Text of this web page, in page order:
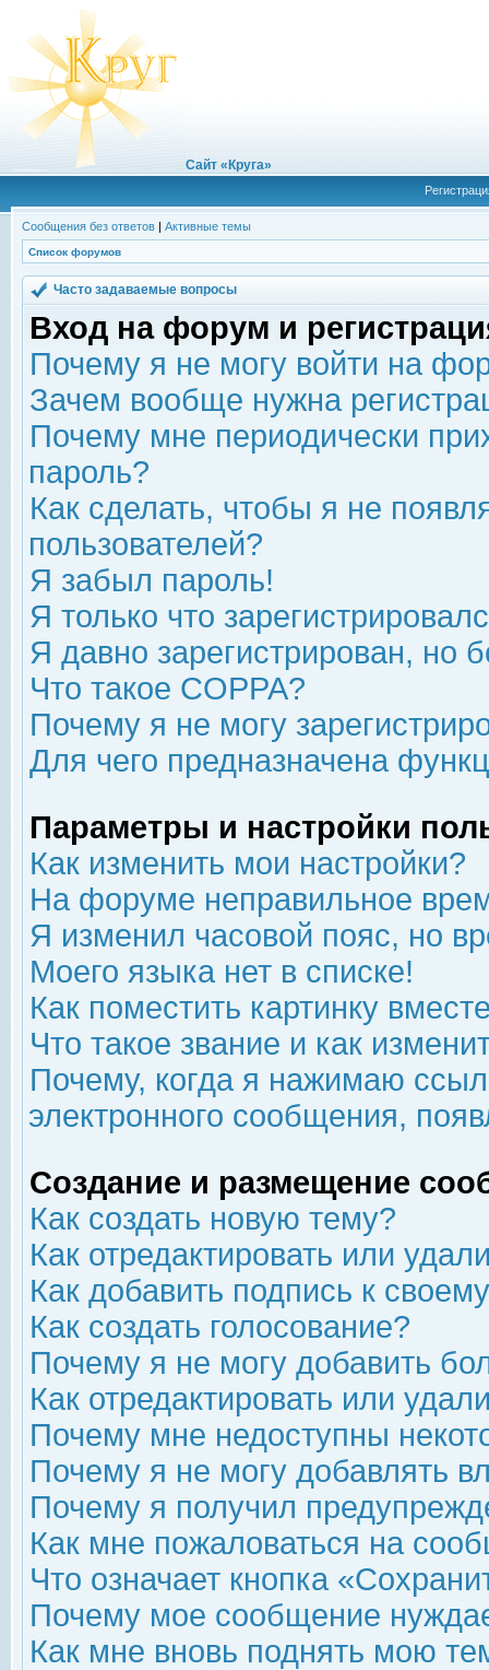
Сайт «Круга»
Сообщения без ответов | Активные темы
Список форумов
Часто задаваемые вопросы
Вход на форум и
Почему я не могу войти на
Зачем вообще нужна
Почему мне периодически
пароль?
Как сделать, чтобы я не
пользователей?
Я забыл пароль!
Я только что
Я давно зарегистрирован, но
Что такое COPPA?
Почему я не могу
Для чего предназначена
Параметры и настройки
Как изменить мои настройки?
На форуме неправильное
Я изменил часовой пояс, но
Моего языка нет в списке!
Как поместить картинку
Что такое звание и как
Почему, когда я нажимаю
электронного сообщения,
Создание и размещение
Как создать новую тему?
Как отредактировать или
Как добавить подпись к
Как создать голосование?
Почему я не могу добавить
Как отредактировать или
Почему мне недоступны
Почему я не могу добавлять
Почему я получил
Как мне пожаловаться на
Что означает кнопка
Почему мое сообщение
Как мне вновь поднять мою